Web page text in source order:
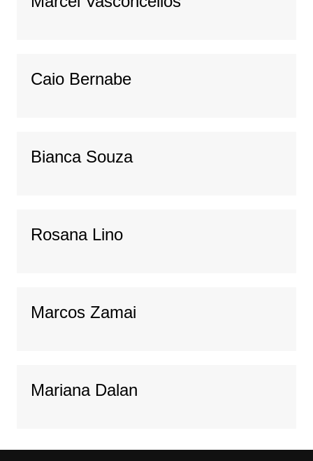
Caio Bernabe
Bianca Souza
Rosana Lino
Marcos Zamai
Mariana Dalan